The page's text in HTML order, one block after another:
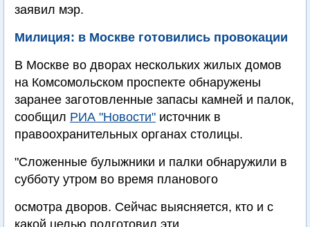
заявил мэр.
Милиция: в Москве готовились провокации
В Москве во дворах нескольких жилых домов
на Комсомольском проспекте обнаружены
заранее заготовленные запасы камней и палок,
сообщил РИА "Новости" источник в
правоохранительных органах столицы.
"Сложенные булыжники и палки обнаружили в
субботу утром во время планового
осмотра дворов. Сейчас выясняется, кто и с
какой целью подготовил эти